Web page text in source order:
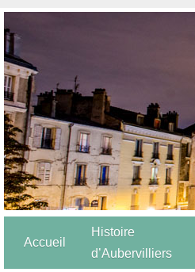
Accueil
Histoire
d’Aubervilliers